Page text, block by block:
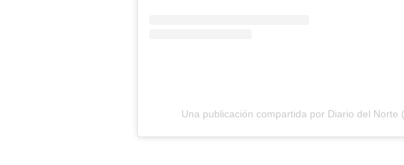
Una publicación compartida por Diario del Norte